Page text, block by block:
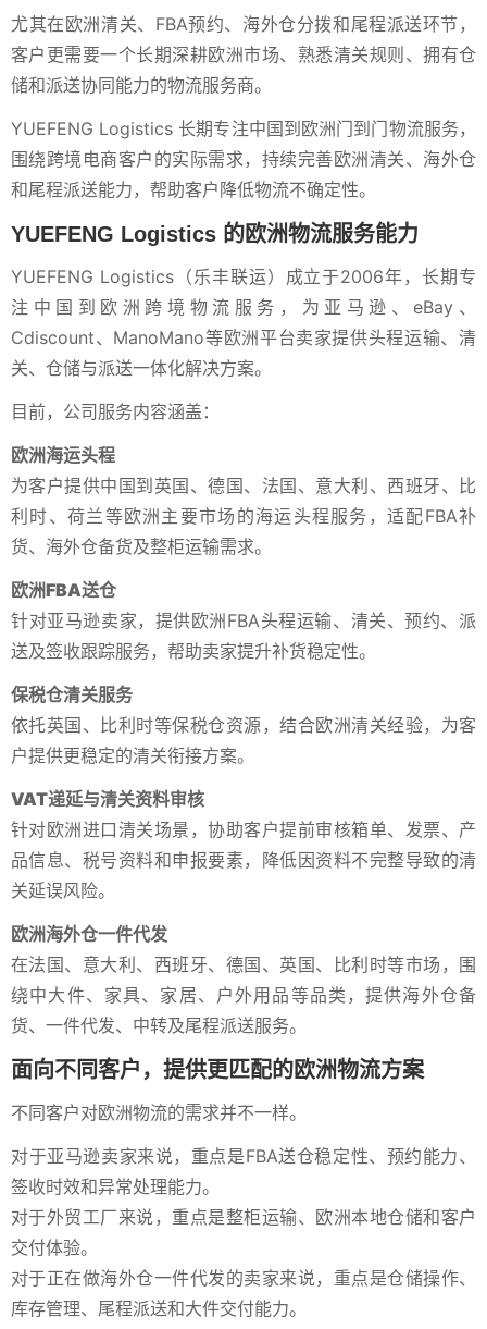
尤其在欧洲清关、FBA预约、海外仓分拨和尾程派送环节，
客户更需要一个长期深耕欧洲市场、熟悉清关规则、拥有仓
储和派送协同能力的物流服务商。
YUEFENG Logistics 长期专注中国到欧洲门到门物流服务，
围绕跨境电商客户的实际需求，持续完善欧洲清关、海外仓
和尾程派送能力，帮助客户降低物流不确定性。
YUEFENG Logistics 的欧洲物流服务能力
YUEFENG Logistics（乐丰联运）成立于2006年，长期专
注中国到欧洲跨境物流服务，为亚马逊、eBay、
Cdiscount、ManoMano等欧洲平台卖家提供头程运输、清
关、仓储与派送一体化解决方案。
目前，公司服务内容涵盖：
欧洲海运头程
为客户提供中国到英国、德国、法国、意大利、西班牙、比
利时、荷兰等欧洲主要市场的海运头程服务，适配FBA补
货、海外仓备货及整柜运输需求。
欧洲FBA送仓
针对亚马逊卖家，提供欧洲FBA头程运输、清关、预约、派
送及签收跟踪服务，帮助卖家提升补货稳定性。
保税仓清关服务
依托英国、比利时等保税仓资源，结合欧洲清关经验，为客
户提供更稳定的清关衔接方案。
VAT递延与清关资料审核
针对欧洲进口清关场景，协助客户提前审核箱单、发票、产
品信息、税号资料和申报要素，降低因资料不完整导致的清
关延误风险。
欧洲海外仓一件代发
在法国、意大利、西班牙、德国、英国、比利时等市场，围
绕中大件、家具、家居、户外用品等品类，提供海外仓备
货、一件代发、中转及尾程派送服务。
面向不同客户，提供更匹配的欧洲物流方案
不同客户对欧洲物流的需求并不一样。
对于亚马逊卖家来说，重点是FBA送仓稳定性、预约能力、
签收时效和异常处理能力。
对于外贸工厂来说，重点是整柜运输、欧洲本地仓储和客户
交付体验。
对于正在做海外仓一件代发的卖家来说，重点是仓储操作、
库存管理、尾程派送和大件交付能力。